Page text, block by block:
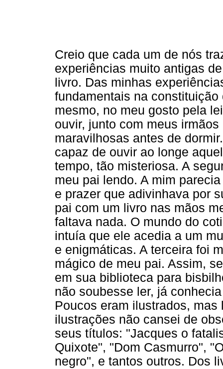
Creio que cada um de nós
experiências muito antigas
livro. Das minhas
fundamentais na
mesmo, no meu gosto pela
ouvir, junto com meus
maravilhosas antes de
capaz de ouvir ao longe
tempo, tão misteriosa. A
meu pai lendo. A mim
e prazer que adivinhava por
pai com um livro nas mãos
faltava nada. O mundo do
intuía que ele acedia a um
e enigmáticas. A terceira foi
mágico de meu pai. Assim,
em sua biblioteca para
não soubesse ler, já
Poucos eram ilustrados,
ilustrações não cansei de
seus títulos: "Jacques o
Quixote", "Dom Casmurro",
negro", e tantos outros. Dos